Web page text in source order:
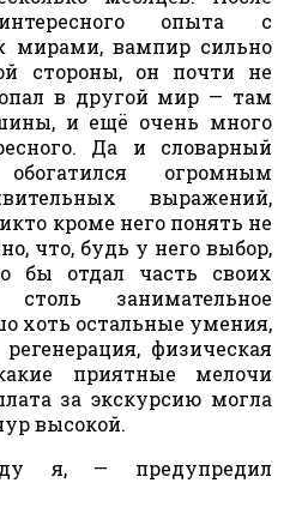
опыта с
мирами, вампир сильно
стороны, он почти не
в другой мир — там
и ещё очень много
Да и словарный
огромным
выражений,
кроме него понять не
что, будь у него выбор,
бы отдал часть своих
занимательное
хоть остальные умения,
физическая
приятные мелочи
за экскурсию могла
высокой.
я, — предупредил